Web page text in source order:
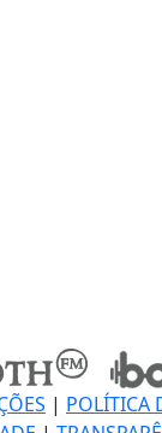
| POLÍTICA